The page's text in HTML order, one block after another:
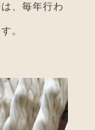
、毎年行わ
。